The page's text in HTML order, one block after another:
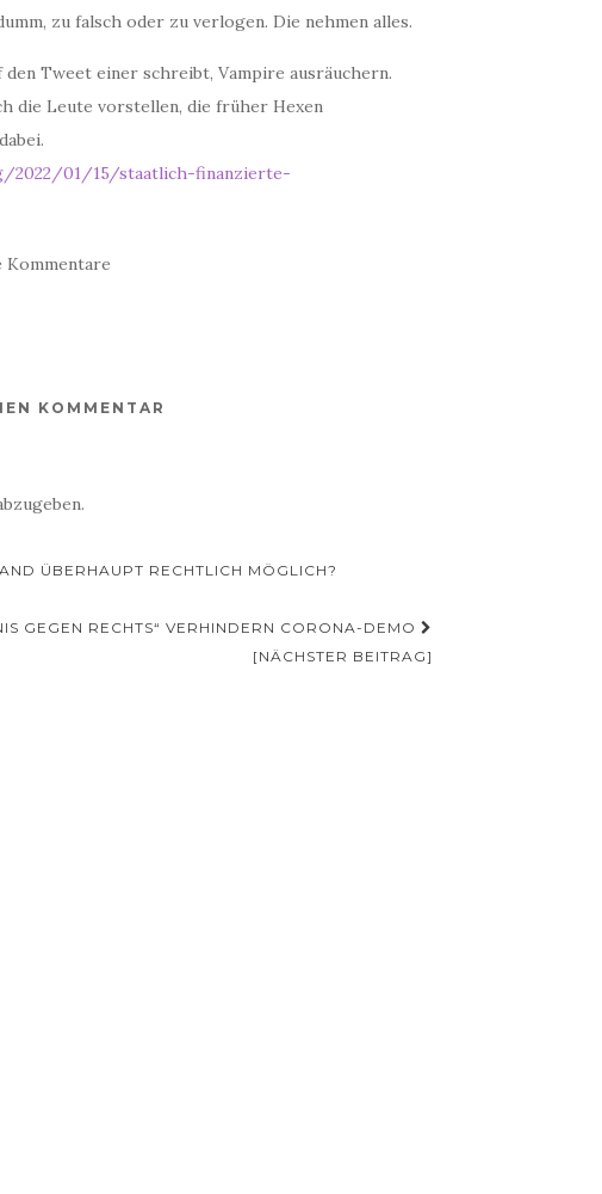
zu falsch oder zu verlogen. Die nehmen alles.
Tweet einer schreibt, Vampire ausräuchern.
die Leute vorstellen, die früher Hexen
2022/01/15/staatlich-finanzierte-
Kommentare
KOMMENTAR
ÜBERHAUPT RECHTLICH MÖGLICH?
GEGEN RECHTS“ VERHINDERN CORONA-DEMO
[NÄCHSTER BEITRAG]